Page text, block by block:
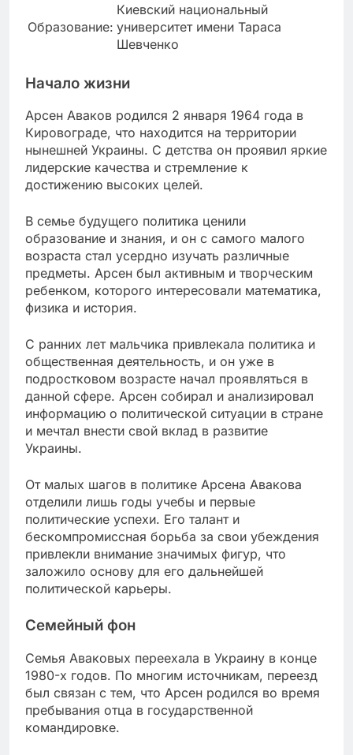
Образование:
Киевский национальный
университет имени Тараса
Шевченко
Начало жизни
Арсен Аваков родился 2 января 1964 года в
Кировограде, что находится на территории
нынешней Украины. С детства он проявил яркие
лидерские качества и стремление к
достижению высоких целей.
В семье будущего политика ценили
образование и знания, и он с самого малого
возраста стал усердно изучать различные
предметы. Арсен был активным и творческим
ребенком, которого интересовали математика,
физика и история.
С ранних лет мальчика привлекала политика и
общественная деятельность, и он уже в
подростковом возрасте начал проявляться в
данной сфере. Арсен собирал и анализировал
информацию о политической ситуации в стране
и мечтал внести свой вклад в развитие
Украины.
От малых шагов в политике Арсена Авакова
отделили лишь годы учебы и первые
политические успехи. Его талант и
бескомпромиссная борьба за свои убеждения
привлекли внимание значимых фигур, что
заложило основу для его дальнейшей
политической карьеры.
Семейный фон
Семья Аваковых переехала в Украину в конце
1980-х годов. По многим источникам, переезд
был связан с тем, что Арсен родился во время
пребывания отца в государственной
командировке.